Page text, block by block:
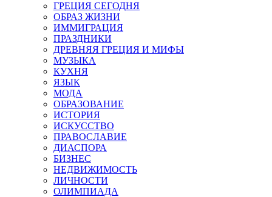
ГРЕЦИЯ СЕГОДНЯ
ОБРАЗ ЖИЗНИ
ИММИГРАЦИЯ
ПРАЗДНИКИ
ДРЕВНЯЯ ГРЕЦИЯ И МИФЫ
МУЗЫКА
КУХНЯ
ЯЗЫК
МОДА
ОБРАЗОВАНИЕ
ИСТОРИЯ
ИСКУССТВО
ПРАВОСЛАВИЕ
ДИАСПОРА
БИЗНЕС
НЕДВИЖИМОСТЬ
ЛИЧНОСТИ
ОЛИМПИАДА